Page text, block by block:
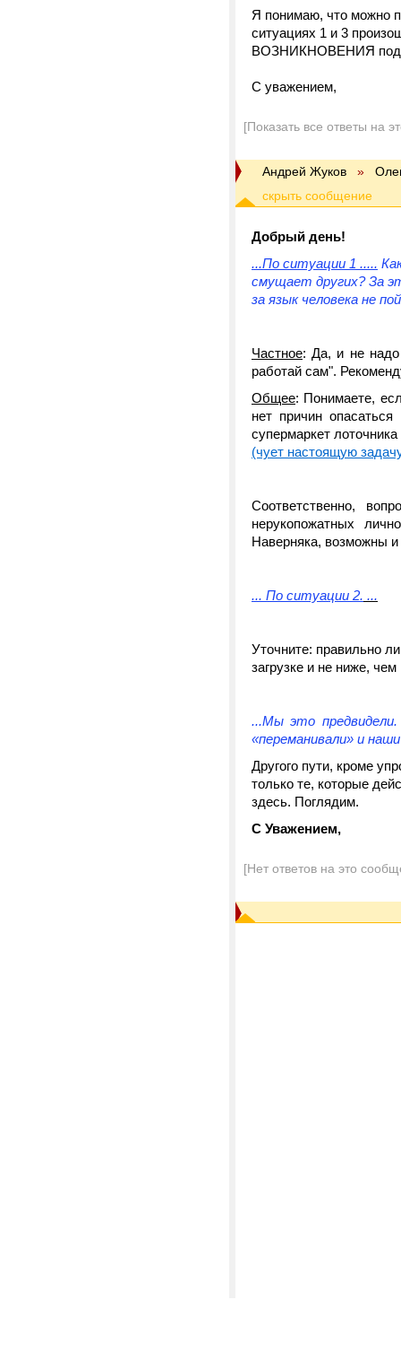
Я понимаю, что можно
ситуациях 1 и 3
ВОЗНИКНОВЕНИЯ
С уважением,
[Показать все ответы на
Андрей Жуков »
Добрый день!
...По ситуации 1 .....
смущает других? За
за язык человека не
Частное: Да, и не надо
работай сам".
Общее: Понимаете,
нет причин
супермаркет
(чует настоящую
Соответственно,
нерукопожатных
Наверняка, возможны и
... По ситуации 2. ...
Уточните: правильно
загрузке и не ниже,
...Мы это
«переманивали» и
Другого пути, кроме
только те, которые
здесь. Поглядим.
С Уважением,
[Нет ответов на это